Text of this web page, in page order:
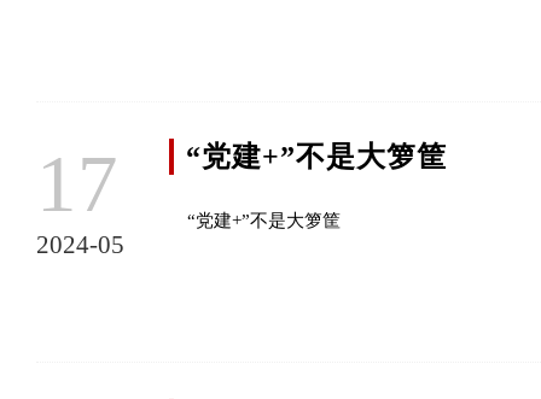
17
2024-05
“党建+”不是大箩筐
“党建+”不是大箩筐